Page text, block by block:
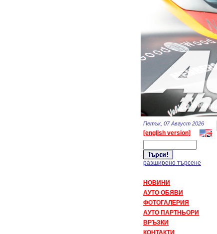
Петък, 07 Август 2026
[english version]
разширено търсене
НОВИНИ
АУТО ОБЯВИ
ФОТОГАЛЕРИЯ
АУТО ПАРТНЬОРИ
ВРЪЗКИ
КОНТАКТИ